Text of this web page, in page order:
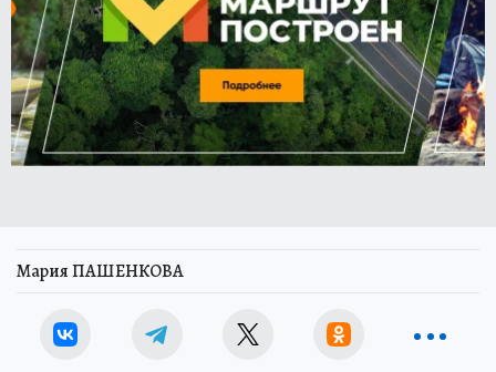
Мария ПАШЕНКОВА